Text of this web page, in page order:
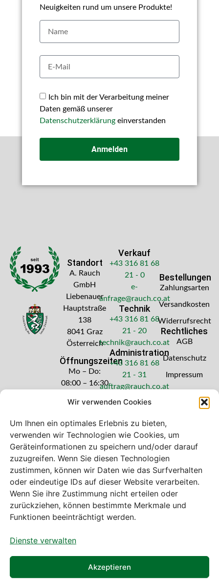
Wir verwenden Cookies
Um Ihnen ein optimales Erlebnis zu bieten,
verwenden wir Technologien wie Cookies, um
Geräteinformationen zu speichern und/oder darauf
zuzugreifen. Wenn Sie diesen Technologien
zustimmen, können wir Daten wie das Surfverhalten
oder eindeutige IDs auf dieser Website verarbeiten.
Wenn Sie ihre Zustimmung nicht erteilen oder
zurückziehen, können bestimmte Merkmale und
Funktionen beeinträchtigt werden.
Dienste verwalten
Akzeptieren
Neuigkeiten rund um unsere Produkte!
Ich bin mit der Verarbeitung meiner
Daten gemäß unserer
Datenschutzerklärungeinverstanden
Anmelden
Standort
A. Rauch
GmbH
Liebenauer
Hauptstraße
138
8041 Graz
Österreich
Öffnungszeiten
Mo – Do:
08:00 – 16:30
Freitag: 08:00
Verkauf
+43 316 81 68
21 - 0
e-
anfrage@rauch.co.at
Technik
+43 316 81 68
21 - 20
technik@rauch.co.at
Administration
+43 316 81 68
21 - 31
auftrag@rauch.co.at
Bestellungen
Zahlungsarten
Versandkosten
Widerrufsrecht
Rechtliches
AGB
Datenschutz
Impressum
Bei diesem Webshop handelt es sich um
einen B2B-Webshop
A. Rauch GmbH – Ihr Experte aus Österreich für Waagen,
Eich- & Kalibrierservice, Sprühnebel-Zerstäubungstechnik
und Lebensmittelmaschinen.
Sämtliche Angebote der A. Rauch GmbH richten sich
gewerbliche Kunden, Institutionen, Kommunen usw. aus
Österreich, Deutschland und der Schweiz (weitere Länder